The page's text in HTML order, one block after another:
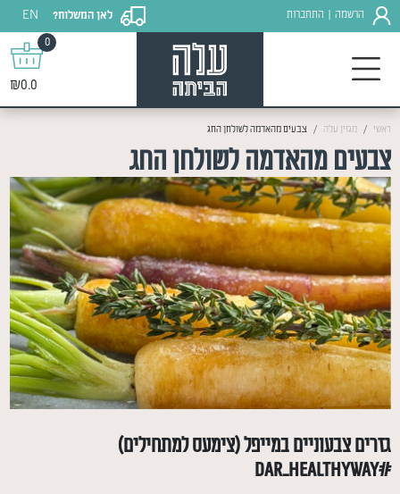
הרשמה התחברות לאן המשלוח?
EN
0
₪0.0
ראשי מגזין עלה צבעים מהאדמה לשולחן החג
צבעים מהאדמה לשולחן החג
גזרים צבעוניים במייפל (צימעס למתחילים)
#dar_healthyway